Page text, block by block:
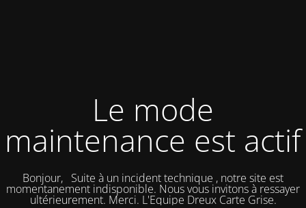
Le mode
maintenance est actif
Bonjour, Suite à un incident technique , notre site est
momentanement indisponible. Nous vous invitons à ressayer
ultérieurement. Merci. L'Equipe Dreux Carte Grise.